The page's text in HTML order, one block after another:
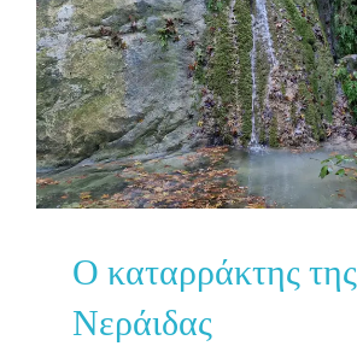
Ο καταρράκτης της
Νεράιδας